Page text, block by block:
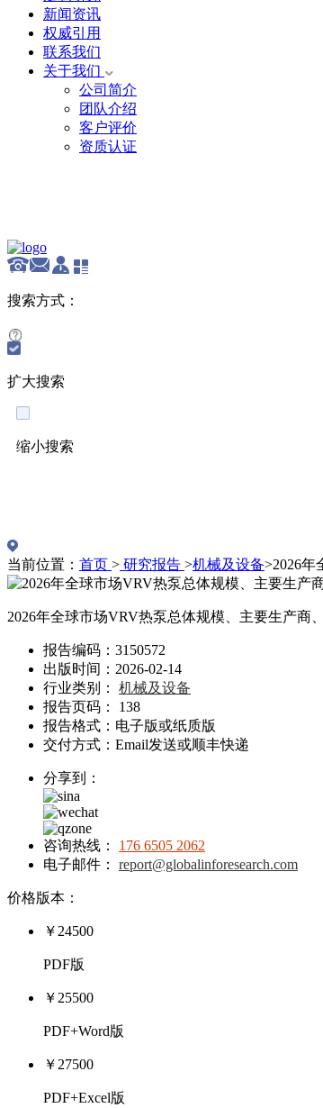
新闻资讯
权威引用
联系我们
关于我们
公司简介
团队介绍
客户评价
资质认证
搜索方式：
扩大搜索
缩小搜索
当前位置： 首页 > 研究报告 >机械及设备>2026年
2026年全球市场VRV热泵总体规模、主要生产商
报告编码：3150572
出版时间：2026-02-14
行业类别： 机械及设备
报告页码： 138
报告格式：电子版或纸质版
交付方式：Email发送或顺丰快递
分享到：
咨询热线： 176 6505 2062
电子邮件： report@globalinforesearch.com
价格版本：
￥24500
PDF版
￥25500
PDF+Word版
￥27500
PDF+Excel版